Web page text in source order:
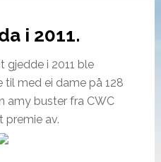
i 2011.
gjedde i 2011 ble
til med ei dame på 128
amy buster fra CWC
premie av.